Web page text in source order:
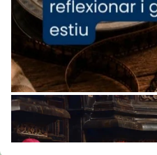
L’arquebisbe de
Josep Omella, ha
concelebrat el bisbe
Mons. David Abadías.
📸 Dr. G. Simón
Foto
View on Facebook Share